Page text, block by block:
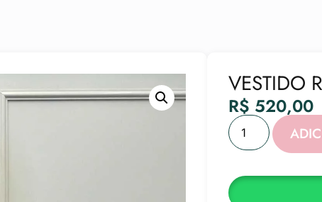
VESTIDO
R$ 520,00